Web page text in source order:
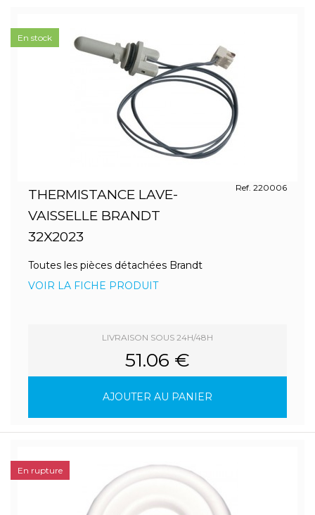
THERMISTANCE LAVE-
VAISSELLE BRANDT
32X2023
Ref. 220006
Toutes les pièces détachées Brandt
VOIR LA FICHE PRODUIT
LIVRAISON SOUS 24H/48H
51.06 €
AJOUTER AU PANIER
En stock
En rupture